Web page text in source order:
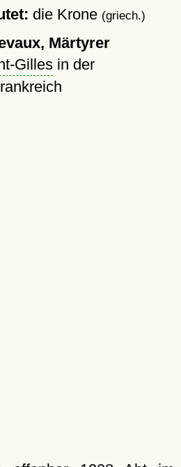
die Krone (griech.)
Märtyrer
Gillesin der